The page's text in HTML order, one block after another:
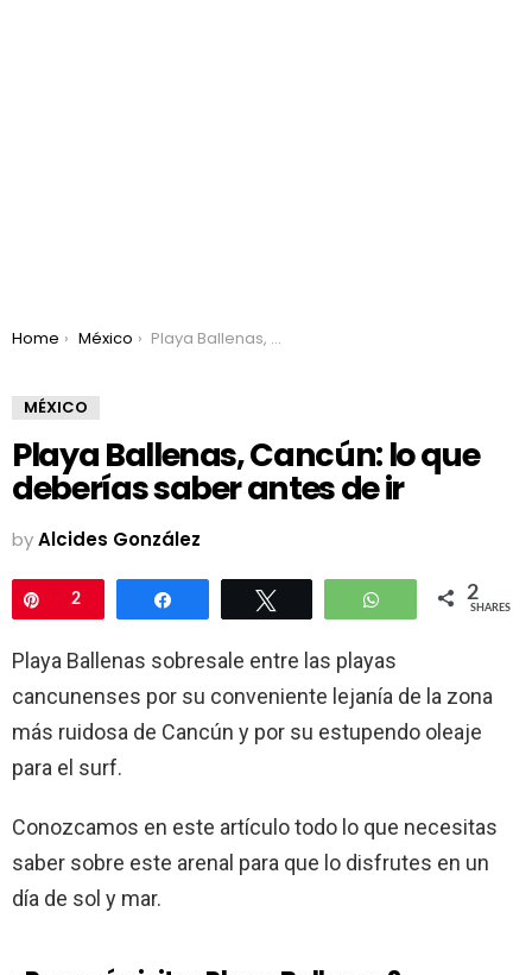
You are here:
Home México Playa Ballenas, Cancún: lo que deberías saber antes de ir
MÉXICO
Playa Ballenas, Cancún: lo que
deberías saber antes de ir
byAlcides González
Pin
2 WhatsApp2
SHARES
Playa Ballenas sobresale entre las playas
cancunenses por su conveniente lejanía de la zona
más ruidosa de Cancún y por su estupendo oleaje
para el surf.
Conozcamos en este artículo todo lo que necesitas
saber sobre este arenal para que lo disfrutes en un
día de sol y mar.